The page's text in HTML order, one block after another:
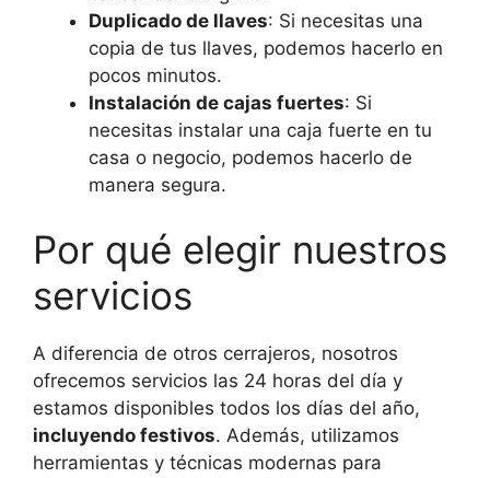
Duplicado de llaves: Si necesitas una
copia de tus llaves, podemos hacerlo en
pocos minutos.
Instalación de cajas fuertes: Si
necesitas instalar una caja fuerte en tu
casa o negocio, podemos hacerlo de
manera segura.
Por qué elegir nuestros
servicios
A diferencia de otros cerrajeros, nosotros
ofrecemos servicios las 24 horas del día y
estamos disponibles todos los días del año,
incluyendo festivos. Además, utilizamos
herramientas y técnicas modernas para